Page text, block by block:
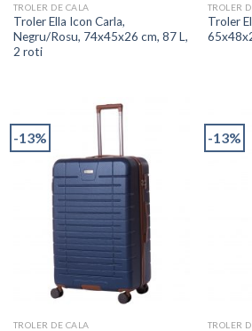
TROLER DE CALA
Troler Ella Icon Carla,
Negru/Rosu, 74x45x26 cm, 87 L,
2 roti
TROLER
Troler
-13%
TROLER DE CALA
-13%
TROLER